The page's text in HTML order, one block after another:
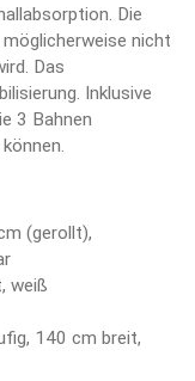
Die
nicht
Das
Inklusive
3 Bahnen
(gerollt),
weiß
140 cm breit,